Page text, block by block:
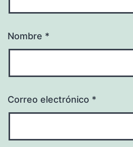
Nombre *
Correo electrónico *